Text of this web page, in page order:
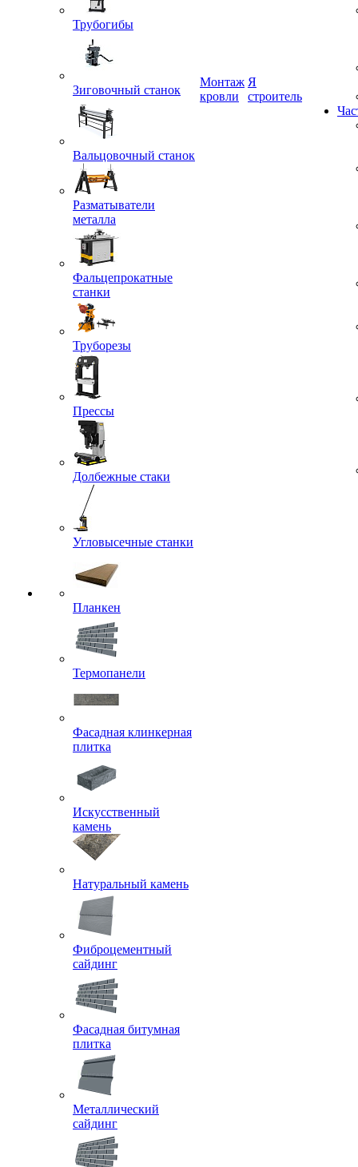
Трубогибы
Зиговочный станок
Вальцовочный станок
Разматыватели
металла
Фальцепрокатные
станки
Труборезы
Прессы
Долбежные стаки
Угловысечные станки
Планкен
Термопанели
Фасадная клинкерная
плитка
Искусственный
камень
Натуральный камень
Фиброцементный
сайдинг
Фасадная битумная
плитка
Металлический
сайдинг
кровли
строитель